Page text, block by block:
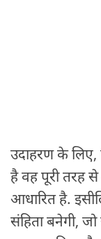
उदाहरण के लिए,
है वह पूरी तरह
आधारित है.
संहिता बनेगी,